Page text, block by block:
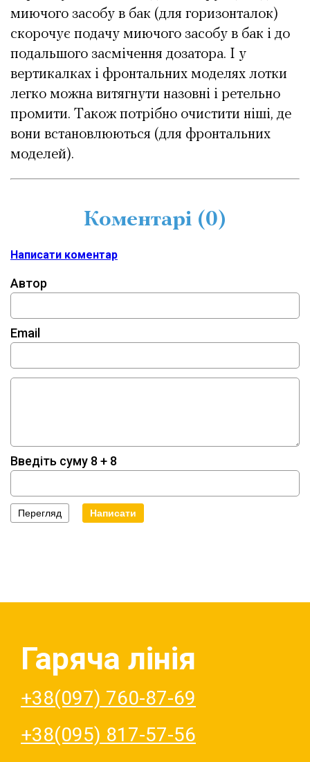
миючого засобу в бак (для горизонталок)
скорочує подачу миючого засобу в бак і до
подальшого засмічення дозатора. І у
вертикалках і фронтальних моделях лотки
легко можна витягнути назовні і ретельно
промити. Також потрібно очистити ніші, де
вони встановлюються (для фронтальних
моделей).
Коментарі (0)
Написати коментар
Автор
Email
Введіть суму 8 + 8
Гаряча лінія
+38(097) 760-87-69
+38(095) 817-57-56